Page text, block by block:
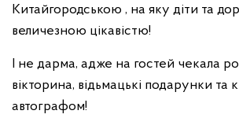
Китайгородською , на яку діти та
величезною цікавістю!
І не дарма, адже на гостей чекала
вікторина, відьмацькі подарунки та
автографом!